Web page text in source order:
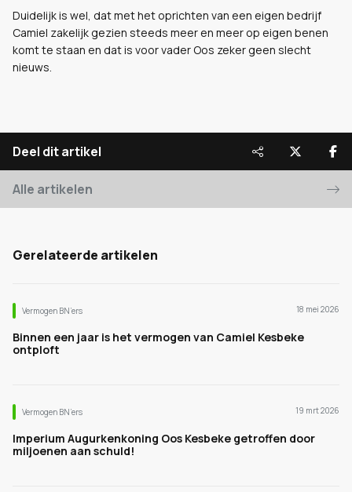
Duidelijk is wel, dat met het oprichten van een eigen bedrijf
Camiel zakelijk gezien steeds meer en meer op eigen benen
komt te staan en dat is voor vader Oos zeker geen slecht
nieuws.
Deel dit artikel
Alle artikelen
Gerelateerde artikelen
Vermogen BN’ers 18 mei 2026
Binnen een jaar is het vermogen van Camiel Kesbeke
ontploft
Vermogen BN’ers 19 mrt 2026
Imperium Augurkenkoning Oos Kesbeke getroffen door
miljoenen aan schuld!